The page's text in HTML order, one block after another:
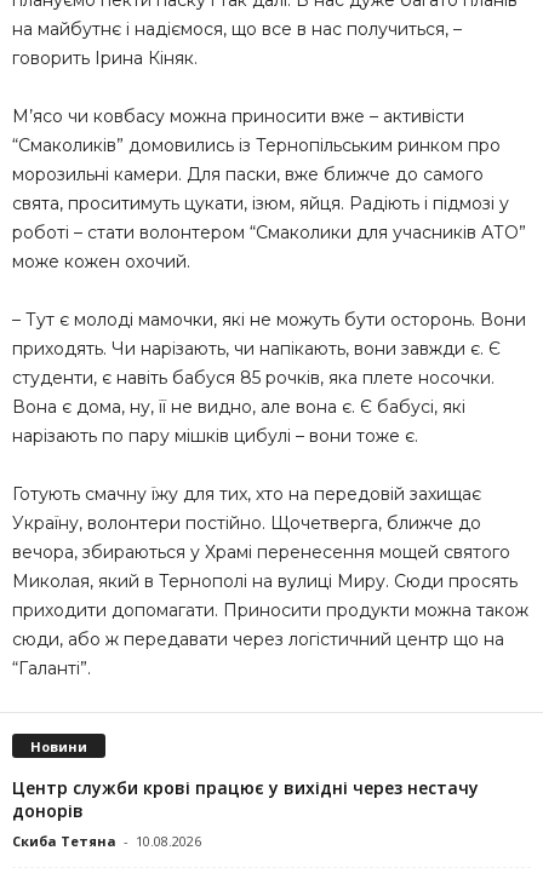
на майбутнє і надіємося, що все в нас получиться, –
говорить Ірина Кіняк.
М’ясо чи ковбасу можна приносити вже – активісти
“Смаколиків” домовились із Тернопільським ринком про
морозильні камери. Для паски, вже ближче до самого
свята, проситимуть цукати, ізюм, яйця. Радіють і підмозі у
роботі – стати волонтером “Смаколики для учасників АТО”
може кожен охочий.
– Тут є молоді мамочки, які не можуть бути осторонь. Вони
приходять. Чи нарізають, чи напікають, вони завжди є. Є
студенти, є навіть бабуся 85 рочків, яка плете носочки.
Вона є дома, ну, її не видно, але вона є. Є бабусі, які
нарізають по пару мішків цибулі – вони тоже є.
Готують смачну їжу для тих, хто на передовій захищає
Україну, волонтери постійно. Щочетверга, ближче до
вечора, збираються у Храмі перенесення мощей святого
Миколая, який в Тернополі на вулиці Миру. Сюди просять
приходити допомагати. Приносити продукти можна також
сюди, або ж передавати через логістичний центр що на
“Галанті”.
Новини
Центр служби крові працює у вихідні через нестачу
донорів
Скиба Тетяна - 10.08.2026